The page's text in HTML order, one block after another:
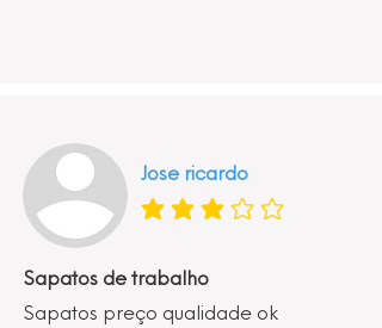
Jose ricardo
classificação média é 3 de 5
Sapatos de trabalho
Sapatos preço qualidade ok